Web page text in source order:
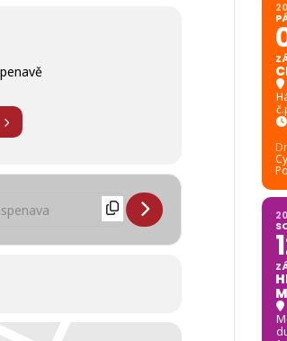
Address - 9.Podjizerská výstava králíků,